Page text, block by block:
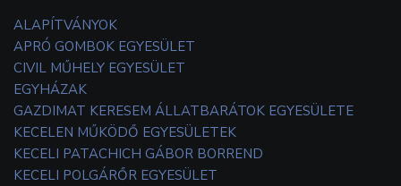
ALAPÍTVÁNYOK
APRÓ GOMBOK EGYESÜLET
CIVIL MŰHELY EGYESÜLET
EGYHÁZAK
GAZDIMAT KERESEM ÁLLATBARÁTOK EGYESÜLETE
KECELEN MŰKÖDŐ EGYESÜLETEK
KECELI PATACHICH GÁBOR BORREND
KECELI POLGÁRŐR EGYESÜLET